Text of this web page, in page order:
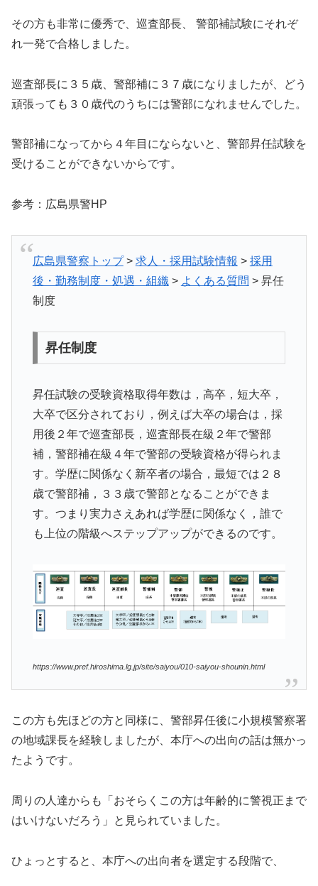
その方も非常に優秀で、巡査部長、 警部補試験にそれぞ
れ一発で合格しました。
巡査部長に３５歳、警部補に３７歳になりましたが、どう
頑張っても３０歳代のうちには警部になれませんでした。
警部補になってから４年目にならないと、警部昇任試験を
受けることができないからです。
参考：広島県警HP
広島県警察トップ> 求人・採用試験情報 > 採用
後・勤務制度・処遇・組織> よくある質問 > 昇任
制度
昇任制度
昇任試験の受験資格取得年数は，高卒，短大卒，
大卒で区分されており，例えば大卒の場合は，採
用後２年で巡査部長，巡査部長在級２年で警部
補，警部補在級４年で警部の受験資格が得られま
す。学歴に関係なく新卒者の場合，最短では２８
歳で警部補，３３歳で警部となることができま
す。つまり実力さえあれば学歴に関係なく，誰で
も上位の階級へステップアップができるのです。
https://www.pref.hiroshima.lg.jp/site/saiyou/010-saiyou-shounin.html
この方も先ほどの方と同様に、警部昇任後に小規模警察署
の地域課長を経験しましたが、本庁への出向の話は無かっ
たようです。
周りの人達からも「おそらくこの方は年齢的に警視正まで
はいけないだろう」と見られていました。
ひょっとすると、本庁への出向者を選定する段階で、